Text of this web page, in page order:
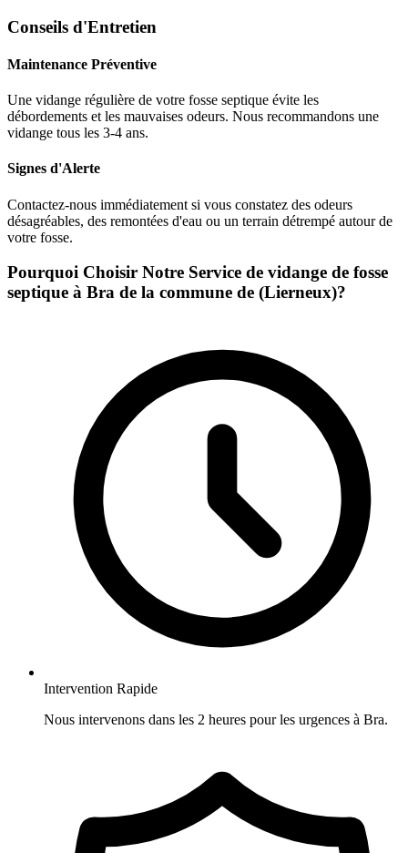
Conseils d'Entretien
Maintenance Préventive
Une vidange régulière de votre fosse septique évite les
débordements et les mauvaises odeurs. Nous recommandons une
vidange tous les 3-4 ans.
Signes d'Alerte
Contactez-nous immédiatement si vous constatez des odeurs
désagréables, des remontées d'eau ou un terrain détrempé autour de
votre fosse.
Pourquoi Choisir Notre Service de vidange de fosse
septique à Bra de la commune de (Lierneux)?
Intervention Rapide
Nous intervenons dans les 2 heures pour les urgences à Bra.